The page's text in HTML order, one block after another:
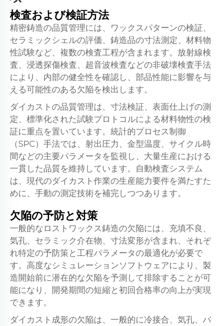
検査および検証方法
精密鋳造の品質管理には、ワックスパターンの検証、
セラミックシェルの評価、鋳造品の寸法測定、材料物
性試験など、複数の検査工程が含まれます。放射線検
査、浸透探傷検査、超音波検査などの非破壊検査手法
により、内部の健全性を確認し、部品性能に影響を与
える可能性のある欠陥を検出します。
ダイカストの品質管理は、寸法検証、表面仕上げの測
定、標準化された試験プロトコルによる材料物性の検
証に重点を置いています。統計的プロセス制御
（SPC）手法では、射出圧力、金型温度、サイクル時
間などの主要パラメータを監視し、大量生産における
一貫した品質を維持しています。自動検査システム
は、現代のダイカスト作業の生産能力要件を満たすた
めに、手動の測定技術を補完しつつあります。
欠陥の予防と対策
一般的なロストワックス鋳造の欠陥には、充填不良、
気孔、セラミック介在物、寸法変形が含まれ、それぞ
れ特定の予防策と工程パラメータの最適化が必要で
す。高度なシミュレーションソフトウェアにより、製
造開始前に潜在的な欠陥を予測して排除することが可
能になり、開発期間の短縮と初回合格率の向上が実現
できます。
ダイカスト成形の欠陥は、一般的に冷接合、気孔、バ